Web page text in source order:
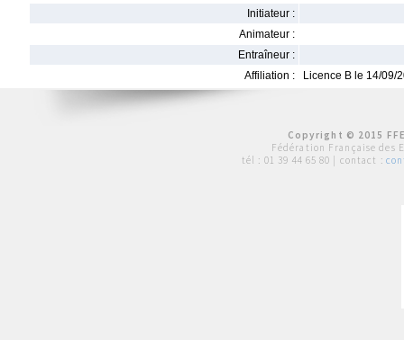
Initiateur :
Animateur :
Entraîneur :
Affiliation :
Licence B le 14/09/
Copyright © 2015
Fédération Française des
tél : 01 39 44 65 80 | contact :